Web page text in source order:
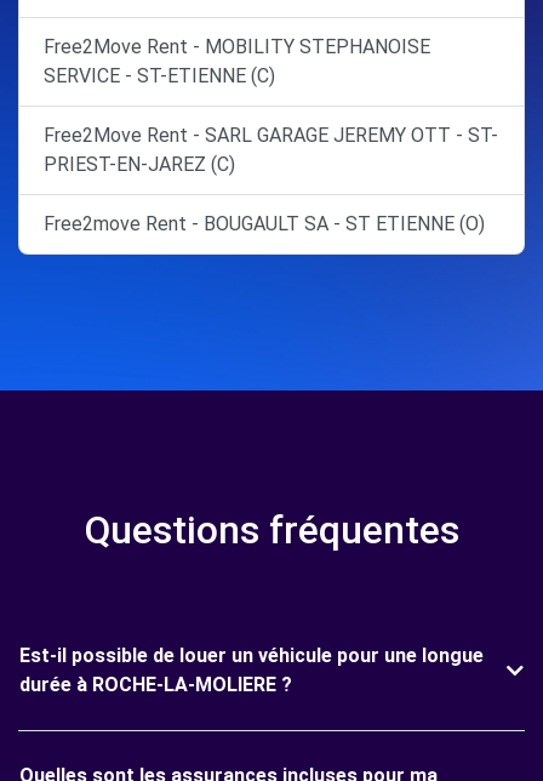
Free2Move Rent - MOBILITY STEPHANOISE
SERVICE - ST-ETIENNE (C)
Free2Move Rent - SARL GARAGE JEREMY OTT - ST-
PRIEST-EN-JAREZ (C)
Free2move Rent - BOUGAULT SA - ST ETIENNE (O)
Questions fréquentes
Est-il possible de louer un véhicule pour une longue
durée à ROCHE-LA-MOLIERE ?
Quelles sont les assurances incluses pour ma